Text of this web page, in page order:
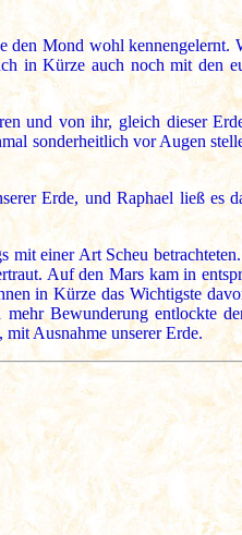
den Mond wohl kennengelernt.
in Kürze auch noch mit den
und von ihr, gleich dieser
sonderheitlich vor Augen
Erde, und Raphael ließ es
einer Art Scheu
Auf den Mars kam in
in Kürze das Wichtigste
Bewunderung entlockte
Ausnahme unserer Erde.